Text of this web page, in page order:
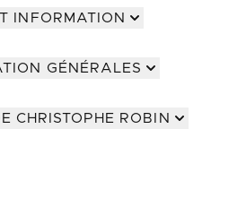
INFORMATION
GÉNÉRALES
CHRISTOPHE ROBIN